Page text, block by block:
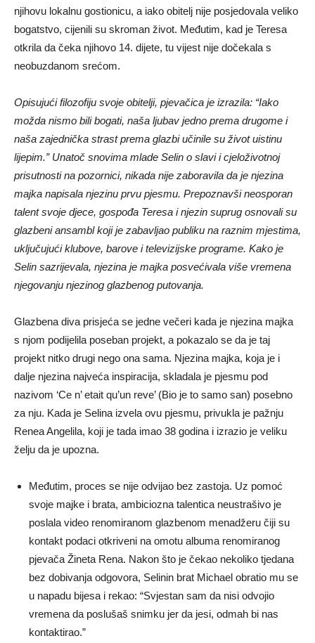
njihovu lokalnu gostionicu, a iako obitelj nije posjedovala veliko
bogatstvo, cijenili su skroman život. Međutim, kad je Teresa
otkrila da čeka njihovo 14. dijete, tu vijest nije dočekala s
neobuzdanom srećom.
Opisujući filozofiju svoje obitelji, pjevačica je izrazila: “Iako
možda nismo bili bogati, naša ljubav jedno prema drugome i
naša zajednička strast prema glazbi učinile su život uistinu
lijepim.” Unatoč snovima mlade Selin o slavi i cjeloživotnoj
prisutnosti na pozornici, nikada nije zaboravila da je njezina
majka napisala njezinu prvu pjesmu. Prepoznavši neosporan
talent svoje djece, gospođa Teresa i njezin suprug osnovali su
glazbeni ansambl koji je zabavljao publiku na raznim mjestima,
uključujući klubove, barove i televizijske programe. Kako je
Selin sazrijevala, njezina je majka posvećivala više vremena
njegovanju njezinog glazbenog putovanja.
Glazbena diva prisjeća se jedne večeri kada je njezina majka
s njom podijelila poseban projekt, a pokazalo se da je taj
projekt nitko drugi nego ona sama. Njezina majka, koja je i
dalje njezina najveća inspiracija, skladala je pjesmu pod
nazivom ‘Ce n’ etait qu’un reve’ (Bio je to samo san) posebno
za nju. Kada je Selina izvela ovu pjesmu, privukla je pažnju
Renea Angelila, koji je tada imao 38 godina i izrazio je veliku
želju da je upozna.
Međutim, proces se nije odvijao bez zastoja. Uz pomoć
svoje majke i brata, ambiciozna talentica neustrašivo je
poslala video renomiranom glazbenom menadžeru čiji su
kontakt podaci otkriveni na omotu albuma renomiranog
pjevača Žineta Rena. Nakon što je čekao nekoliko tjedana
bez dobivanja odgovora, Selinin brat Michael obratio mu se
u napadu bijesa i rekao: “Svjestan sam da nisi odvojio
vremena da poslušaš snimku jer da jesi, odmah bi nas
kontaktirao.”